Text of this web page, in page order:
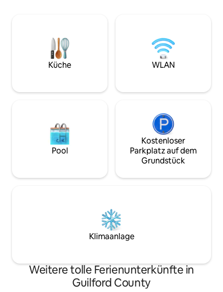
einem Gebäude aus dem Jahr 1925 in
der Innenstadt von Greensboro. Sie ist
teilweise unterirdisch und bietet ein
der Innenstadt.
ausgestattete
Holzarbeiten für
rustikales
mit einer
in einem ruhigen
Küche WLAN
Pool
Kostenloser
Parkplatz auf dem
Grundstück
Klimaanlage
Weitere tolle Ferienunterkünfte in
Guilford County